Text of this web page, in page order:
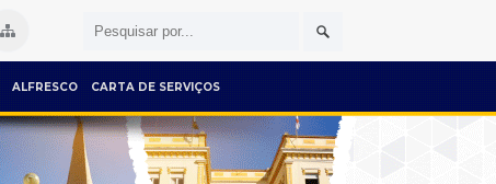
ALFRESCO CARTA DE SERVIÇOS